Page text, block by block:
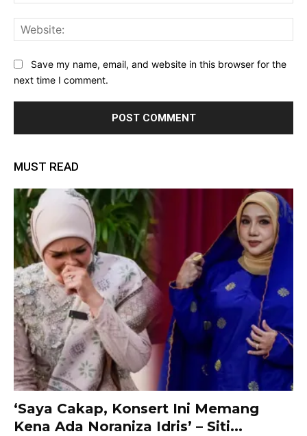
Save my name, email, and website in this browser for the
next time I comment.
MUST READ
‘Saya Cakap, Konsert Ini Memang
Kena Ada Noraniza Idris’ – Siti...